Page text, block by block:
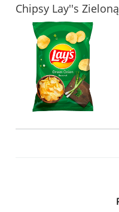
Chipsy Lay''s